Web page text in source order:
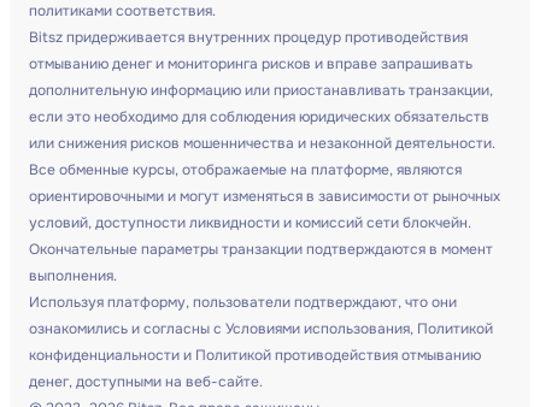
политиками соответствия.
Bitsz придерживается внутренних процедур противодействия
отмыванию денег и мониторинга рисков и вправе запрашивать
дополнительную информацию или приостанавливать транзакции,
если это необходимо для соблюдения юридических обязательств
или снижения рисков мошенничества и незаконной деятельности.
Все обменные курсы, отображаемые на платформе, являются
ориентировочными и могут изменяться в зависимости от рыночных
условий, доступности ликвидности и комиссий сети блокчейн.
Окончательные параметры транзакции подтверждаются в момент
выполнения.
Используя платформу, пользователи подтверждают, что они
ознакомились и согласны с Условиями использования, Политикой
конфиденциальности и Политикой противодействия отмыванию
денег, доступными на веб-сайте.